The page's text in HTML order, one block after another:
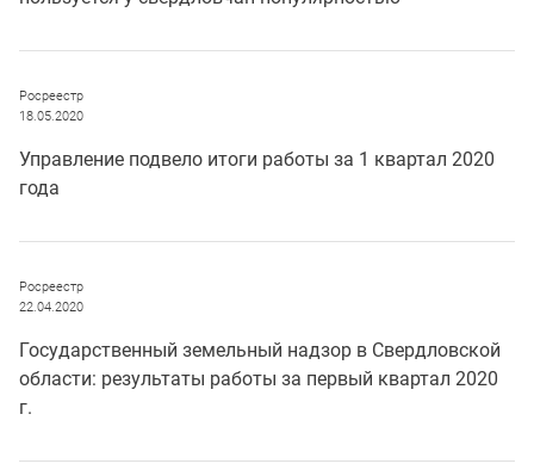
Росреестр
18.05.2020
Управление подвело итоги работы за 1 квартал 2020
года
Росреестр
22.04.2020
Государственный земельный надзор в Свердловской
области: результаты работы за первый квартал 2020
г.